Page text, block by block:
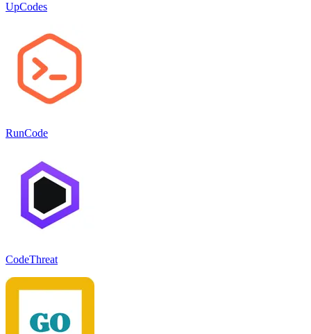
UpCodes
RunCode
CodeThreat